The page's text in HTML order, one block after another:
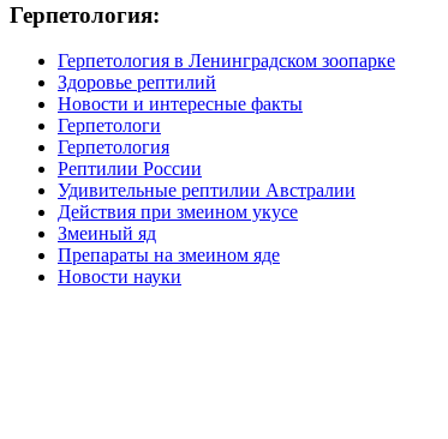
Герпетология:
Герпетология в Ленинградском зоопарке
Здоровье рептилий
Новости и интересные факты
Герпетологи
Герпетология
Рептилии России
Удивительные рептилии Австралии
Действия при змеином укусе
Змеиный яд
Препараты на змеином яде
Новости науки